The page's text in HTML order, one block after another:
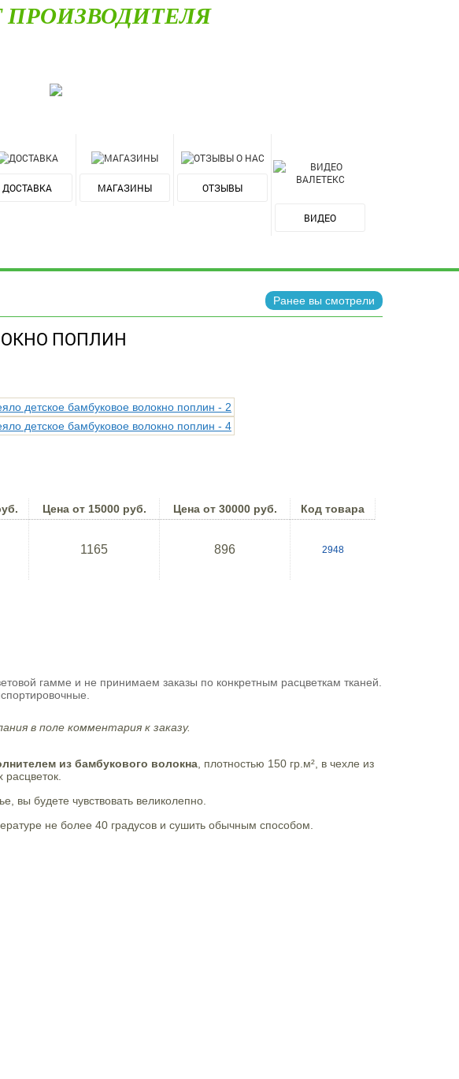
ПРОИЗВОДИТЕЛЯ
ДОСТАВКА МАГАЗИНЫ ОТЗЫВЫ
ВИДЕО
Ранее вы смотрели
ПОПЛИН
Цена от 15000 руб. Цена от 30000 руб. Код товара
1165 896 2948
гамме и не принимаем заказы по конкретным расцветкам тканей.
в поле комментария к заказу.
из бамбукового волокна , плотностью 150 гр.м², в чехле из
вы будете чувствовать великолепно.
не более 40 градусов и сушить обычным способом.